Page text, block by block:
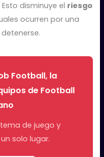
Esto disminuye el riesgo
ocurren por una
Football, la
de Football
de juego y
solo lugar.